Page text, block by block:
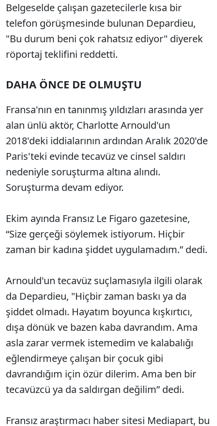
Belgeselde çalışan gazetecilerle kısa bir
telefon görüşmesinde bulunan Depardieu,
"Bu durum beni çok rahatsız ediyor" diyerek
röportaj teklifini reddetti.
DAHA ÖNCE DE OLMUŞTU
Fransa'nın en tanınmış yıldızları arasında yer
alan ünlü aktör, Charlotte Arnould'un
2018'deki iddialarının ardından Aralık 2020'de
Paris'teki evinde tecavüz ve cinsel saldırı
nedeniyle soruşturma altına alındı.
Soruşturma devam ediyor.
Ekim ayında Fransız Le Figaro gazetesine,
“Size gerçeği söylemek istiyorum. Hiçbir
zaman bir kadına şiddet uygulamadım.” dedi.
Arnould'un tecavüz suçlamasıyla ilgili olarak
da Depardieu, "Hiçbir zaman baskı ya da
şiddet olmadı. Hayatım boyunca kışkırtıcı,
dışa dönük ve bazen kaba davrandım. Ama
asla zarar vermek istemedim ve kalabalığı
eğlendirmeye çalışan bir çocuk gibi
davrandığım için özür dilerim. Ama ben bir
tecavüzcü ya da saldırgan değilim” dedi.
Fransız araştırmacı haber sitesi Mediapart, bu